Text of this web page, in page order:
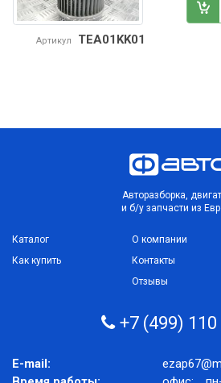
Артикул TEA01KK01
Авторазборка,
и б/у запчасти из
Каталог
Как купить
О компании
Контакты
Отзывы
+7 (499) 110
E-mail: